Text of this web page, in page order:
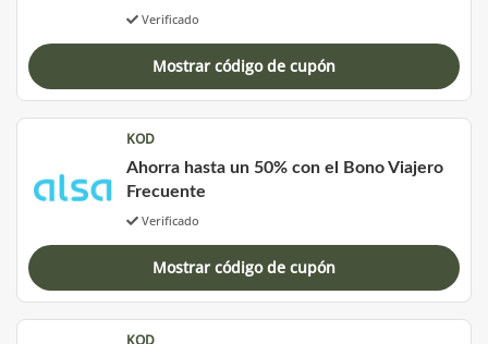
Verificado
Mostrar código de cupón
KOD
Ahorra hasta un 50% con el Bono Viajero
Frecuente
Verificado
Mostrar código de cupón
KOD